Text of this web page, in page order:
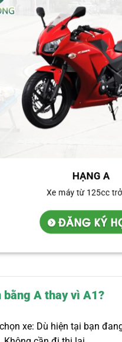
bằng A thay vì A1?
xe: Dù hiện tại bạn